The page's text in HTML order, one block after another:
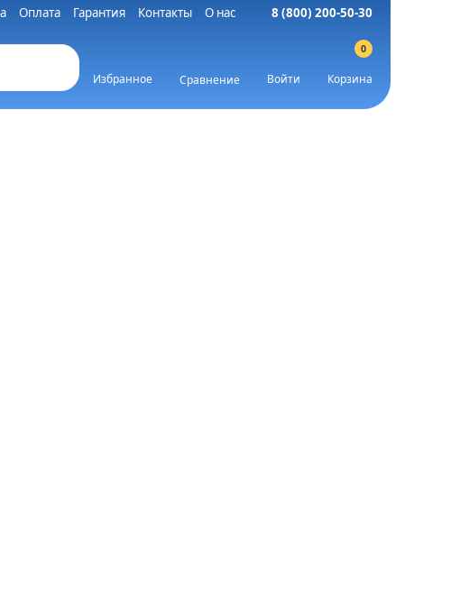
8 (800) 200-50-30
Оплата Гарантия Контакты О нас
Избранное Сравнение Войти Корзина
0